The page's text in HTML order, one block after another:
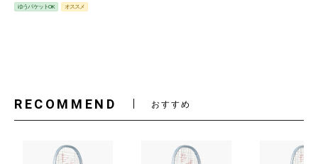
ゆうパケットOK オススメ
RECOMMEND おすすめ